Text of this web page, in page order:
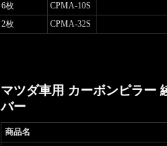
6枚
CPMA-10S
2枚 CPMA-32S
マツダ車用 カーボンピラー
バー
商品名